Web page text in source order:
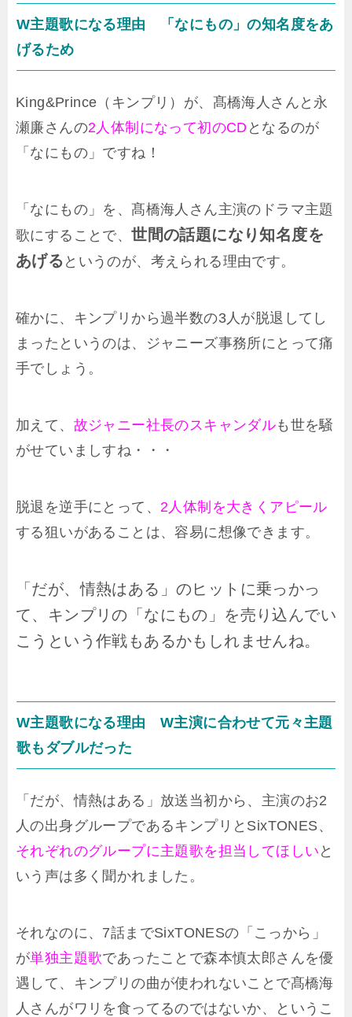
W主題歌になる理由 「なにもの」の知名度をあ
げるため
King&Prince（キンプリ）が、髙橋海人さんと永
瀬廉さんの2人体制になって初のCD となるのが
「なにもの」ですね！
「なにもの」を、髙橋海人さん主演のドラマ主題
歌にすることで、世間の話題になり知名度を
あげる というのが、考えられる理由です。
確かに、キンプリから過半数の3人が脱退してし
まったというのは、ジャニーズ事務所にとって痛
手でしょう。
加えて、 故ジャニー社長のスキャンダルも世を騒
がせていましすね・・・
脱退を逆手にとって、 2人体制を大きくアピール
する狙いがあることは、容易に想像できます。
「だが、情熱はある」のヒットに乗っかっ
て、キンプリの「なにもの」を売り込んでい
こうという作戦もあるかもしれませんね。
W主題歌になる理由 W主演に合わせて元々主題
歌もダブルだった
「だが、情熱はある」放送当初から、主演のお2
人の出身グループであるキンプリとSixTONES、
それぞれのグループに主題歌を担当してほしい と
いう声は多く聞かれました。
それなのに、7話までSixTONESの「こっから」
が単独主題歌であったことで森本慎太郎さんを優
遇して、キンプリの曲が使われないことで髙橋海
人さんがワリを食ってるのではないか、というこ